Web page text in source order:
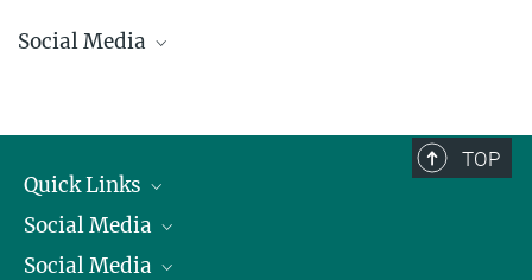
Social Media
Mastodon
TikTok
Youtube
TOP
Quick Links
Präsident
Zahlen und Fakten
Social Media
Bluesky
Social Media